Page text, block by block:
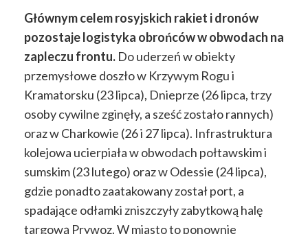
Głównym celem rosyjskich rakiet i dronów
pozostaje logistyka obrońców w obwodach na
zapleczu frontu. Do uderzeń w obiekty
przemysłowe doszło w Krzywym Rogu i
Kramatorsku (23 lipca), Dnieprze (26 lipca, trzy
osoby cywilne zginęły, a sześć zostało rannych)
oraz w Charkowie (26 i 27 lipca). Infrastruktura
kolejowa ucierpiała w obwodach połtawskim i
sumskim (23 lutego) oraz w Odessie (24 lipca),
gdzie ponadto zaatakowany został port, a
spadające odłamki zniszczyły zabytkową halę
targową Prywoz. W miasto to ponownie